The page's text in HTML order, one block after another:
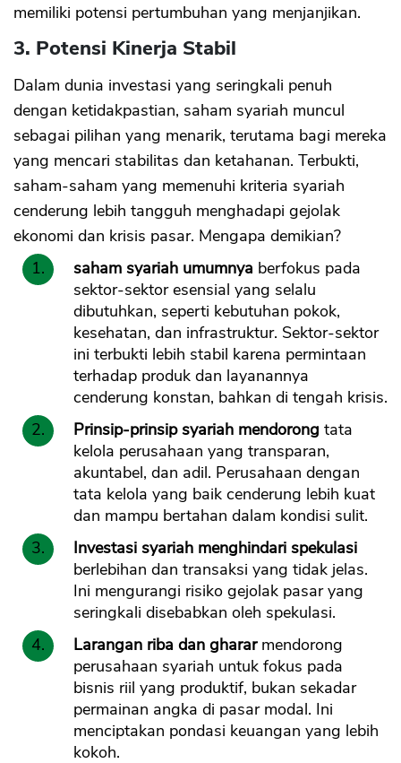
memiliki potensi pertumbuhan yang menjanjikan.
3. Potensi Kinerja Stabil
Dalam dunia investasi yang seringkali penuh
dengan ketidakpastian, saham syariah muncul
sebagai pilihan yang menarik, terutama bagi mereka
yang mencari stabilitas dan ketahanan. Terbukti,
saham-saham yang memenuhi kriteria syariah
cenderung lebih tangguh menghadapi gejolak
ekonomi dan krisis pasar. Mengapa demikian?
saham syariah umumnya berfokus pada
sektor-sektor esensial yang selalu
dibutuhkan, seperti kebutuhan pokok,
kesehatan, dan infrastruktur. Sektor-sektor
ini terbukti lebih stabil karena permintaan
terhadap produk dan layanannya
cenderung konstan, bahkan di tengah krisis.
Prinsip-prinsip syariah mendorong tata
kelola perusahaan yang transparan,
akuntabel, dan adil. Perusahaan dengan
tata kelola yang baik cenderung lebih kuat
dan mampu bertahan dalam kondisi sulit.
Investasi syariah menghindari spekulasi
berlebihan dan transaksi yang tidak jelas.
Ini mengurangi risiko gejolak pasar yang
seringkali disebabkan oleh spekulasi.
Larangan riba dan ghararmendorong
perusahaan syariah untuk fokus pada
bisnis riil yang produktif, bukan sekadar
permainan angka di pasar modal. Ini
menciptakan pondasi keuangan yang lebih
kokoh.